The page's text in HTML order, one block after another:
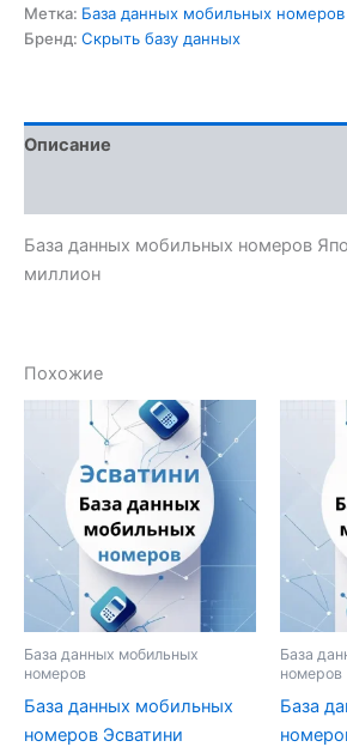
Метка: База данных мобильных
Бренд: Скрыть базу данных
Описание
База данных мобильных номеров
миллион
Похожие
База данных мобильных
номеров
База данных мобильных
номеров Эсватини
База
номеров
База